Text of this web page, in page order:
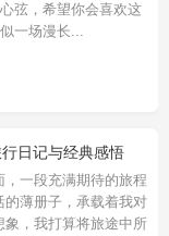
弦，希望你会喜欢这
一场漫长...
日记与经典感悟
一段充满期待的旅程
薄册子，承载着我对
，我打算将旅途中所